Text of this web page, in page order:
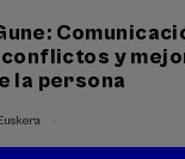
con las Personas (3)
y
la persona
.